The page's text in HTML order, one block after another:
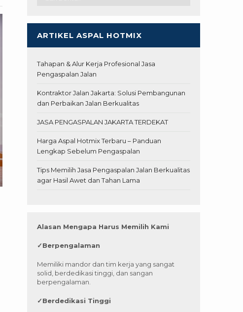
ARTIKEL ASPAL HOTMIX
Tahapan & Alur Kerja Profesional Jasa
Pengaspalan Jalan
Kontraktor Jalan Jakarta: Solusi Pembangunan
dan Perbaikan Jalan Berkualitas
JASA PENGASPALAN JAKARTA TERDEKAT
Harga Aspal Hotmix Terbaru – Panduan
Lengkap Sebelum Pengaspalan
Tips Memilih Jasa Pengaspalan Jalan Berkualitas
agar Hasil Awet dan Tahan Lama
Alasan Mengapa Harus Memilih Kami
✓Berpengalaman
Memiliki mandor dan tim kerja yang sangat
solid, berdedikasi tinggi, dan sangan
berpengalaman.
✓Berdedikasi Tinggi